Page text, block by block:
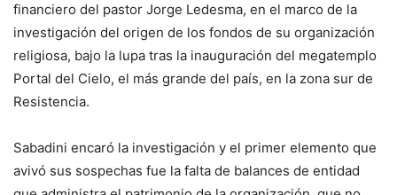
financiero del pastor Jorge Ledesma, en el marco de la
investigación del origen de los fondos de su organización
religiosa, bajo la lupa tras la inauguración del megatemplo
Portal del Cielo, el más grande del país, en la zona sur de
Resistencia.
Sabadini encaró la investigación y el primer elemento que
avivó sus sospechas fue la falta de balances de entidad